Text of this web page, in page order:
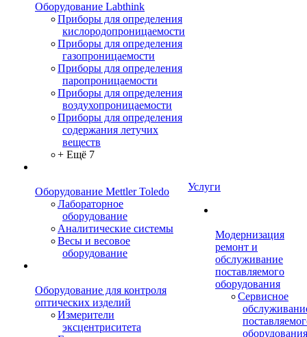
Оборудование Labthink
Приборы для определения
кислородопроницаемости
Приборы для определения
газопроницаемости
Приборы для определения
паропроницаемости
Приборы для определения
воздухопроницаемости
Приборы для определения
содержания летучих
веществ
+ Ещё 7
Оборудование Mettler Toledo
Лабораторное
оборудование
Аналитические системы
Весы и весовое
оборудование
Оборудование для контроля
оптических изделий
Измерители
эксцентриситета
Услуги
Модернизация
ремонт и
обслуживание
поставляемого
оборудования
Сервисное
оборудования